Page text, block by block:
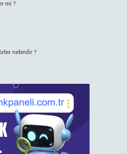
mi ?
nelerdir ?